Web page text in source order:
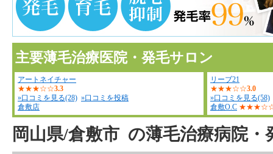
主要薄毛治療医院・発毛サロン
アートネイチャー
★★★☆☆3.3
»口コミを見る(28) »口コミを投稿
倉敷店
リーブ21
★★★☆☆3.0
»口コミを見る(58)
倉敷O.C
岡山県/倉敷市 の薄毛治療病院・